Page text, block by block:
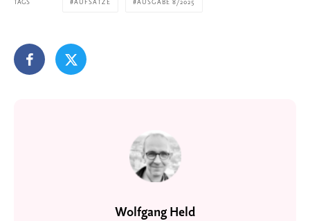
TAGS AUFSÄTZE AUSGABE 8/2025
Wolfgang Held